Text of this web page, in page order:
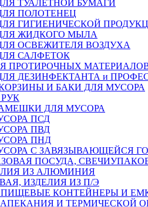
ТУАЛЕТНОЙ БУМАГИ
ПОЛОТЕНЕЦ
ГИГИЕНИЧЕСКОЙ
ЖИДКОГО МЫЛА
ОСВЕЖИТЕЛЯ ВОЗДУХА
САЛФЕТОК
ПРОТИРОЧНЫХ МАТЕРИАЛОВ
ДЕЗИНФЕКТАНТА и
И БАКИ ДЛЯ МУСОРА
МЕШКИ ДЛЯ МУСОРА
ПСД
ПВД
ПНД
С ЗАВЯЗЫВАЮЩЕЙСЯ
ПОСУДА, СВЕЧИ
ИЗ АЛЮМИНИЯ
ИЗДЕЛИЯ ИЗ П/Э
КОНТЕЙНЕРЫ И
И ТЕРМИЧЕСКОЙ